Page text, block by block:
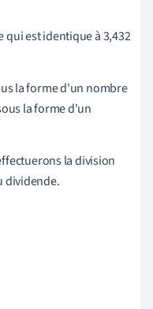
qui est identique à 3,432
la forme d'un nombre
la forme d'un
la division
dividende.